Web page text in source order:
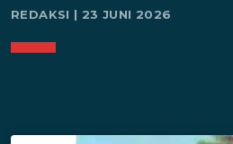
REDAKSI | 23 JUNI 2026